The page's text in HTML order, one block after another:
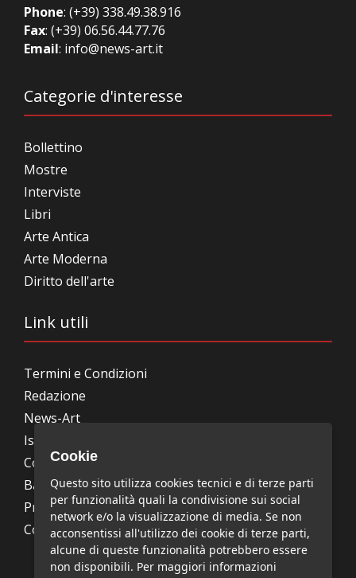
Phone: (+39) 338.49.38.916
Fax: (+39) 06.56.44.77.76
Email: info@news-art.it
Categorie d'interesse
Bollettino
Mostre
Interviste
Libri
Arte Antica
Arte Moderna
Diritto dell'arte
Link utili
Termini e Condizioni
Redazione
News-Art
Iscrizione alla newsletter
Collabora con noi
Bandi, concorsi, premi
Privacy Policy
Cookie Policy
Cookie
Questo sito utilizza cookies tecnici e di terze parti
per funzionalità quali la condivisione sui social
network e/o la visualizzazione di media. Se non
acconsentissi all'utilizzo dei cookie di terze parti,
alcune di queste funzionalità potrebbero essere
non disponibili. Per maggiori informazioni